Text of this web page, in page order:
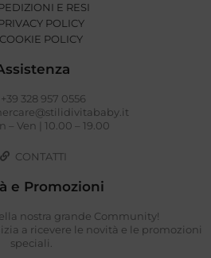
E RESI
POLICY
COOKIE POLICY
328 957 0556
– Ven | 10.00 – 19.00
CONTATTI
e Promozioni
nostra grande Community!
a ricevere le novità e le promozioni
speciali.